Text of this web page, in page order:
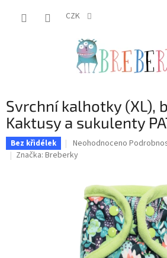
CZK
Svrchní kalhotky (XL),
Kaktusy a sukulenty
Bez křidélek
Průměrné
hodnocení
hvězdiček.
Neohodnoceno
Značka: Breberky